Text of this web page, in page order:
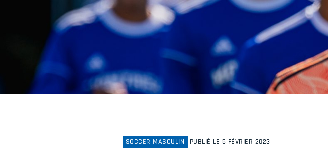
SOCCER MASCULIN PUBLIÉ LE 5 FÉVRIER 2023